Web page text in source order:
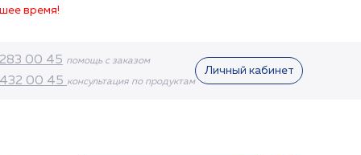
время!
00 45 помощь с заказом
00 45 консультация по продуктам
Личный кабинет